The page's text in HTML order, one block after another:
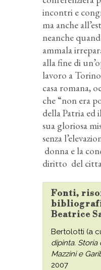
incontri e
ma anche
neanche
ammala
alla fine di
lavoro a
casa romana,
che “non era
della Patria
sua gloriosa
senza
donna e la
diritto del
Fonti,
Beatrice
Bertolotti (a
dipinta. Storia
Mazzini e
2007